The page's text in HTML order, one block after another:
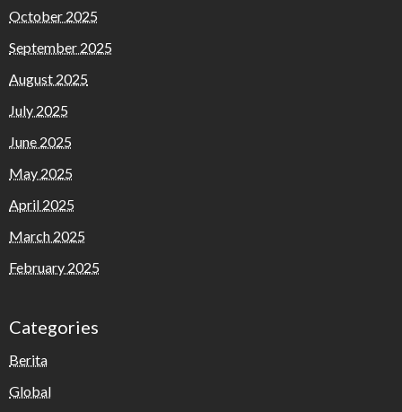
October 2025
September 2025
August 2025
July 2025
June 2025
May 2025
April 2025
March 2025
February 2025
Categories
Berita
Global